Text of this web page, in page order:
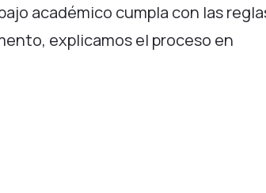
académico cumpla con las
explicamos el proceso en